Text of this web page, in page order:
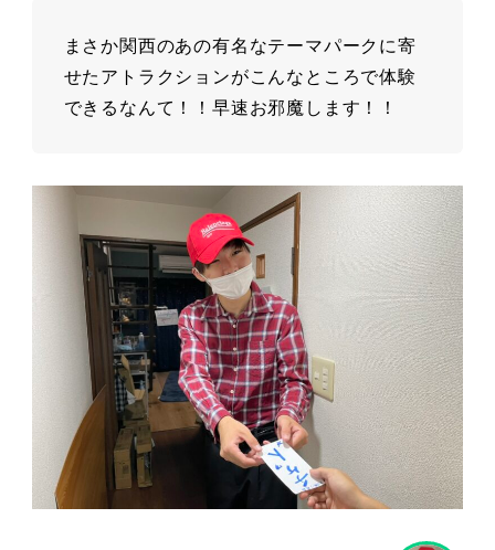
まさか関西のあの有名なテーマパークに寄
せたアトラクションがこんなところで体験
できるなんて！！早速お邪魔します！！